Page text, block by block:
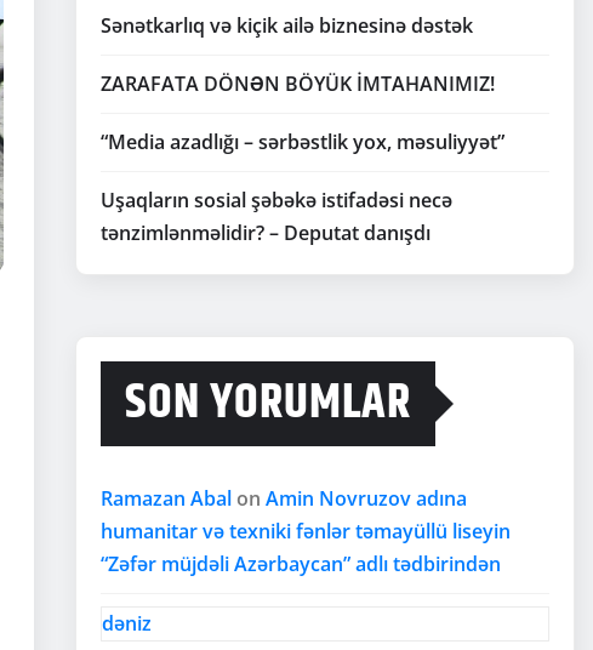
Sənətkarlıq və kiçik ailə biznesinə dəstək
ZARAFATA DÖNƏN BÖYÜK İMTAHANIMIZ!
“Media azadlığı – sərbəstlik yox, məsuliyyət”
Uşaqların sosial şəbəkə istifadəsi necə
tənzimlənməlidir? – Deputat danışdı
SON YORUMLAR
Ramazan Abal on Amin Novruzov adına
humanitar və texniki fənlər təmayüllü liseyin
“Zəfər müjdəli Azərbaycan” adlı tədbirindən
dəniz